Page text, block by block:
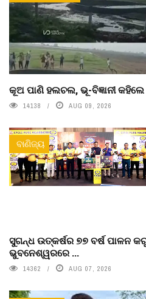
କୂଅ ପାଣି ହଲଚଲ, ଭୂ-ବିଜ୍ଞାନୀ
14138 AUG 09, 2026
ବାଣିଜ୍ୟ
ସୁଗନ୍ଧ ଉତ୍କର୍ଷର ୭୭ ବର୍ଷ ପାଳନ
ଭୁବନେଶ୍ୱରରେ ...
14362 AUG 07, 2026